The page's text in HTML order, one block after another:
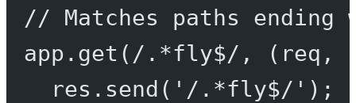
// Matches paths
app. get ( / . *fly$/ , ( req ,
res. send ( '/.*fly$/' );